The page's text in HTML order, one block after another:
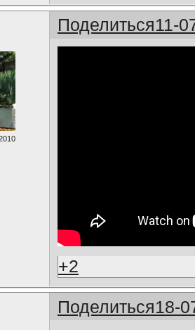
Поделиться11-
+2
Поделиться18-